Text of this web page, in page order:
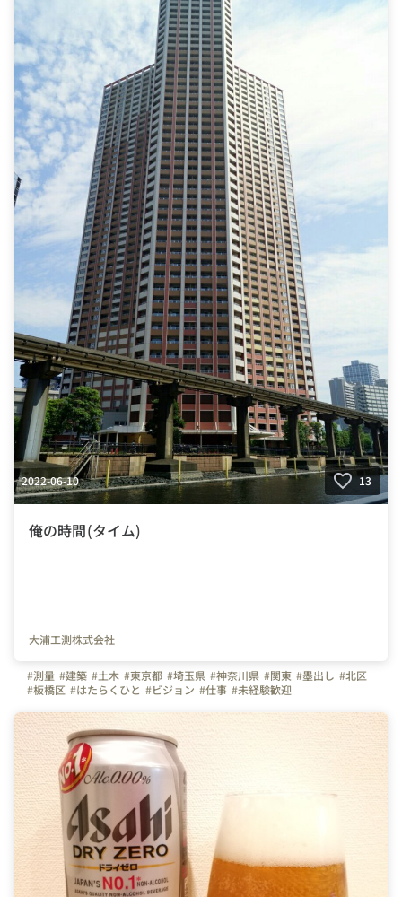
2022-06-10 13
俺の時間(タイム)
大浦工測株式会社
#測量 #建築 #土木 #東京都 #埼玉県 #神奈川県 #関東 #墨出し #北区
#板橋区 #はたらくひと #ビジョン #仕事 #未経験歓迎
#北海道
#サッカー